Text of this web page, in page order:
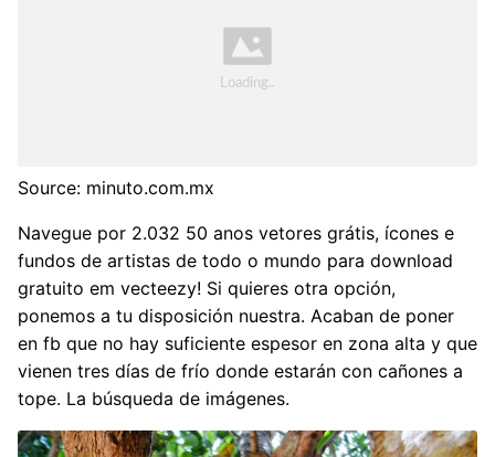
Source: minuto.com.mx
Navegue por 2.032 50 anos vetores grátis, ícones e
fundos de artistas de todo o mundo para download
gratuito em vecteezy! Si quieres otra opción,
ponemos a tu disposición nuestra. Acaban de poner
en fb que no hay suficiente espesor en zona alta y que
vienen tres días de frío donde estarán con cañones a
tope. La búsqueda de imágenes.